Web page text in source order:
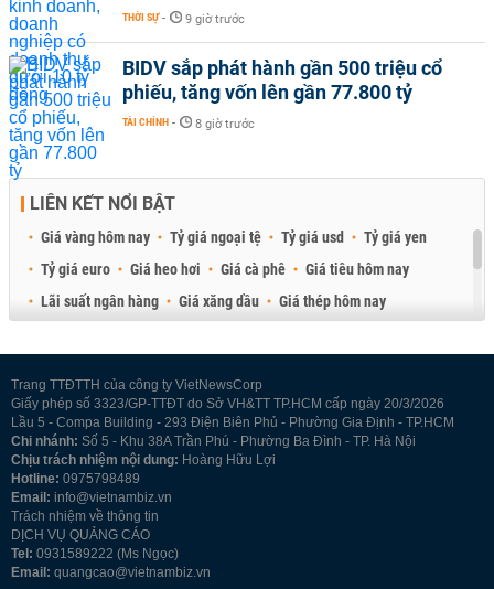
THỜI SỰ - 9 giờ trước
BIDV sắp phát hành gần 500 triệu cổ
phiếu, tăng vốn lên gần 77.800 tỷ
TÀI CHÍNH - 8 giờ trước
LIÊN KẾT NỔI BẬT
Giá vàng hôm nay Tỷ giá ngoại tệ Tỷ giá usd
Tỷ giá yen
Tỷ giá euro
Giá heo hơi Giá cà phê
Giá tiêu hôm nay
Lãi suất ngân hàng
Giá xăng dầu
Giá thép hôm nay
Trang TTĐTTH của công ty VietNewsCorp
Giấy phép số 3323/GP-TTĐT do Sở VH&TT TP.HCM cấp ngày 20/3/2026
Lầu 5 - Compa Building - 293 Điện Biên Phủ - Phường Gia Định - TP.HCM
Chi nhánh: Số 5 - Khu 38A Trần Phú - Phường Ba Đình - TP. Hà Nội
Chịu trách nhiệm nội dung: Hoàng Hữu Lợi
Hotline: 0975798489
Email: info@vietnambiz.vn
Trách nhiệm về thông tin
DỊCH VỤ QUẢNG CÁO
Tel: 0931589222 (Ms Ngọc)
Email: quangcao@vietnambiz.vn